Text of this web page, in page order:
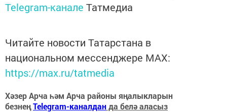
Telegram-канале Татмедиа
Читайте новости Татарстана в
национальном мессенджере MАХ:
https://max.ru/tatmedia
Хәзер Арча һәм Арча районы яңалыкларын
безнеңTelegram-каналданда белә аласыз